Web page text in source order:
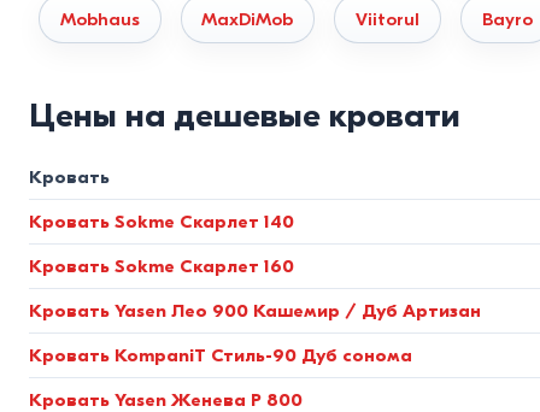
Мягкие (интерьерные) кровати.Конструкция на базе
и боковин используются мебельный велюр, шенилл и
Стандарты размеров и нормы
(см)
(см)
90×200(Односпальная) около 98×208
140×200 (Полуторная)
Mobhaus MaxDiMob Viitorul Bayro
Цены на дешевые кровати
Кровать
Кровать Sokme Скарлет 140
Кровать Sokme Скарлет 160
Кровать Yasen Лео 900 Кашемир / Дуб Артизан
Кровать KompaniT Стиль-90 Дуб сонома
Кровать Yasen Женева P 800